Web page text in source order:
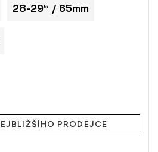
PRODEJCE
28-29“ / 65mm